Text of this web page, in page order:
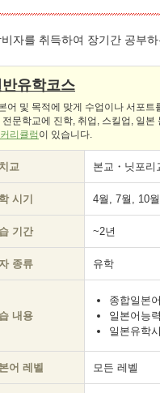
자를 취득하여 장기간 공부하
반유학코스
어 및 목적에 맞게 수업이나 서포트
전문학교에 진학, 취업, 스킬업, 일본
커리큘럼 이 있습니다.
교 본교・닛포리
시기 4월, 7월, 10
기간 ~2년
종류 유학
내용
종합일본어
일본어능
일본유학
어 레벨 모든 레벨